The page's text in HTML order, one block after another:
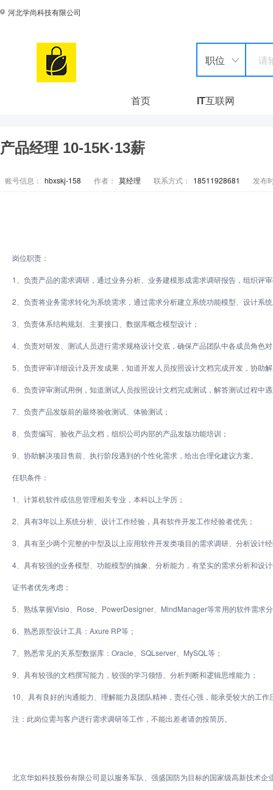
河北学尚科技有限公司
职位
首页 IT互联网
产品经理 10-15K·13薪
账号信息： hbxskj-158 作者： 莫经理 联系方式： 18511928681 发布
岗位职责：
1、负责产品的需求调研，通过业务分析、业务建模形成需求调研报告，组织评
2、负责将业务需求转化为系统需求，通过需求分析建立系统功能模型、设计系
3、负责体系结构规划、主要接口、数据库概念模型设计；
4、负责对研发、测试人员进行需求规格设计交底，确保产品团队中各成员角色
5、负责评审详细设计及开发成果，知道开发人员按照设计文档完成开发，协助
6、负责评审测试用例，知道测试人员按照设计文档完成测试，解答测试过程中
7、负责产品发版前的最终验收测试、体验测试；
8、负责编写、验收产品文档，组织公司内部的产品发版功能培训；
9、协助解决项目售前、执行阶段遇到的个性化需求，给出合理化建议方案。
任职条件：
1、计算机软件或信息管理相关专业，本科以上学历；
2、具有3年以上系统分析、设计工作经验，具有软件开发工作经验者优先；
3、具有至少两个完整的中型及以上应用软件开发类项目的需求调研、分析设计
4、具有较强的业务模型、功能模型的抽象、分析能力，有坚实的需求分析和设
证书者优先考虑；
5、熟练掌握Visio、Rose、PowerDesigner、MindManager等常用的软件需求
6、熟悉原型设计工具：Axure RP等；
7、熟悉常见的关系型数据库：Oracle、SQLserver、MySQL等；
9、具有较强的文档撰写能力，较强的学习领悟、分析判断和逻辑思维能力；
10、具有良好的沟通能力、理解能力及团队精神，责任心强，能承受较大的工作
注：此岗位需与客户进行需求调研等工作，不能出差者请勿投简历。
北京华如科技股份有限公司是以服务军队、强盛国防为目标的国家级高新技术